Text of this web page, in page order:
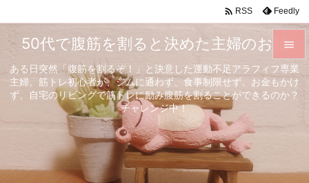
50代で腹筋を割ると決めた主婦のお話
ある日突然「腹筋を割るぞ！」と決意した運動不足アラフィフ専業
主婦。筋トレ初心者が、ジムに通わず、食事制限せず、お金もかけ
ず、自宅のリビングで筋トレに励み腹筋を割ることができるのか？
チャレンジ中！


メニュ
 RSS Feedly